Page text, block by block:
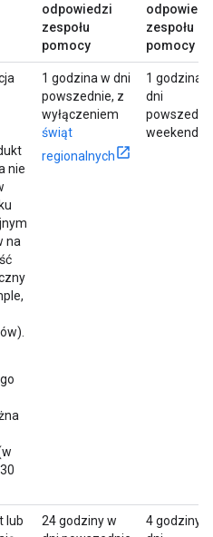
odpowiedzi
zespołu
pomocy
zespołu
pomocy
nie
na
1 godzina w dni
powszednie, z
wyłączeniem
świąt
regionalnych
1 godzina
dni
weekendy
lub
24 godziny w
4 godziny w